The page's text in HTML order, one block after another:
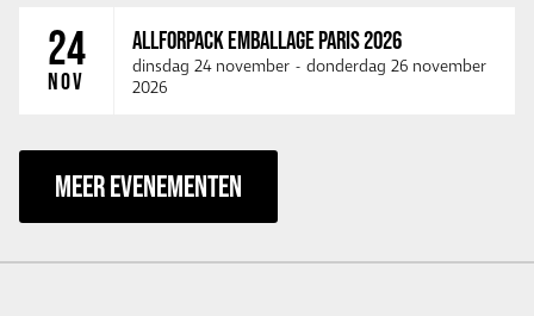
24
NOV
ALLFORPACK EMBALLAGE PARIS 2026
dinsdag 24 november - donderdag 26 november
2026
MEER EVENEMENTEN